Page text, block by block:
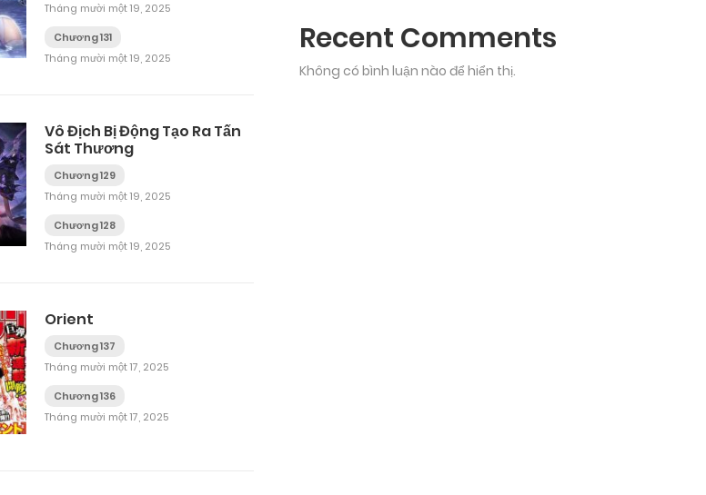
Tháng mười một 19, 2025
Chương 131
Tháng mười một 19, 2025
Vô Địch Bị Động Tạo Ra Tấn
Sát Thương
Chương 129
Tháng mười một 19, 2025
Chương 128
Tháng mười một 19, 2025
Orient
Chương 137
Tháng mười một 17, 2025
Chương 136
Tháng mười một 17, 2025
Recent Comments
Không có bình luận nào để hiển thị.